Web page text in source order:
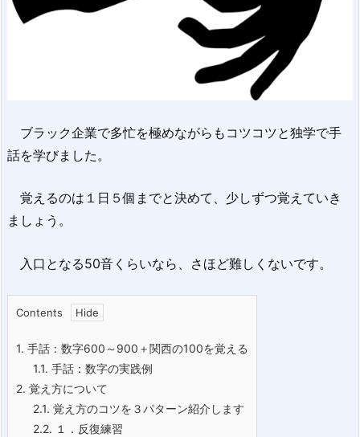
ブラック企業で多忙を極めながらもコツコツと独学で手
話を学びました。
覚えるのは１日５個までと決めて、少しずつ覚えていき
ましょう。
入口となる50音くらいなら、さほど難しくないです。
Contents
1. 手話：数字600～900＋関西の100を覚える
1.1. 手話：数字の実践例
2. 覚え方について
2.1. 覚え方のコツを３パターン紹介します
2.2. １．反復練習